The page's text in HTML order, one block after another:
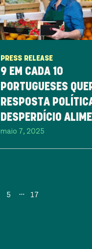
PRESS RELEASE
9 EM CADA 10
PORTUGUESES
RESPOSTA
DESPERDÍCIO
JÁ NA PRÓXIMA
LEGISLATURA
maio 7, 2025
5 17